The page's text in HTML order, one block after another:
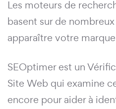
Les moteurs de
basent sur de
apparaître votre
SEOptimer est un
Site Web qui examine
encore pour aider à